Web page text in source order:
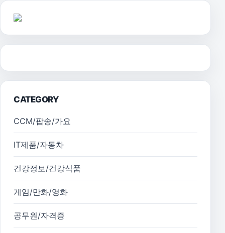
CATEGORY
CCM/팝송/가요
IT제품/자동차
건강정보/건강식품
게임/만화/영화
공무원/자격증